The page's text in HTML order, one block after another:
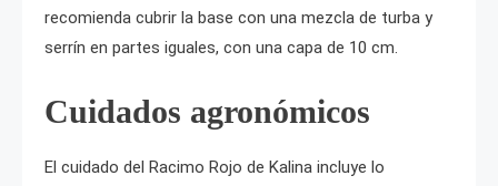
recomienda cubrir la base con una mezcla de turba y
serrín en partes iguales, con una capa de 10 cm.
Cuidados agronómicos
El cuidado del Racimo Rojo de Kalina incluye lo